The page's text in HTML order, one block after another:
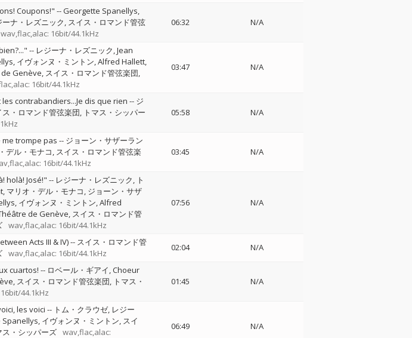
Coupons!" --Georgette Spanellys
ーナ・レズニック スイス・ロマンド管弦
wav,flac,alac: 16bit/44.1kHz
06:32 N/A
-- レジーナ・レズニック Jean
イヴォンヌ・ミントン Alfred Hallett
Genève スイス・ロマンド管弦楽団
16bit/44.1kHz
03:47 N/A
les contrabandiers...Je dis que rien -- ジ
ス・ロマンド管弦楽団
トマス・シッパー
05:58 N/A
me trompe pas -- ジョーン・サザーラン
デル・モナコ スイス・ロマンド管弦楽
16bit/44.1kHz
03:45 N/A
holà! José!" -- レジーナ・レズニック
ト
マリオ・デル・モナコ ジョーン・サザ
イヴォンヌ・ミントン Alfred
de Genève スイス・ロマンド管
wav,flac,alac: 16bit/44.1kHz
07:56 N/A
Acts III & IV)-- スイス・ロマンド管
wav,flac,alac: 16bit/44.1kHz
02:04 N/A
cuartos! -- ロベール・ギアイ Choeur
スイス・ロマンド管弦楽団
トマス・
44.1kHz
01:45 N/A
les voici -- トム・クラウゼ レジー
イヴォンヌ・ミントン スイ
ス・シッパーズ wav,flac,alac:
06:49 N/A